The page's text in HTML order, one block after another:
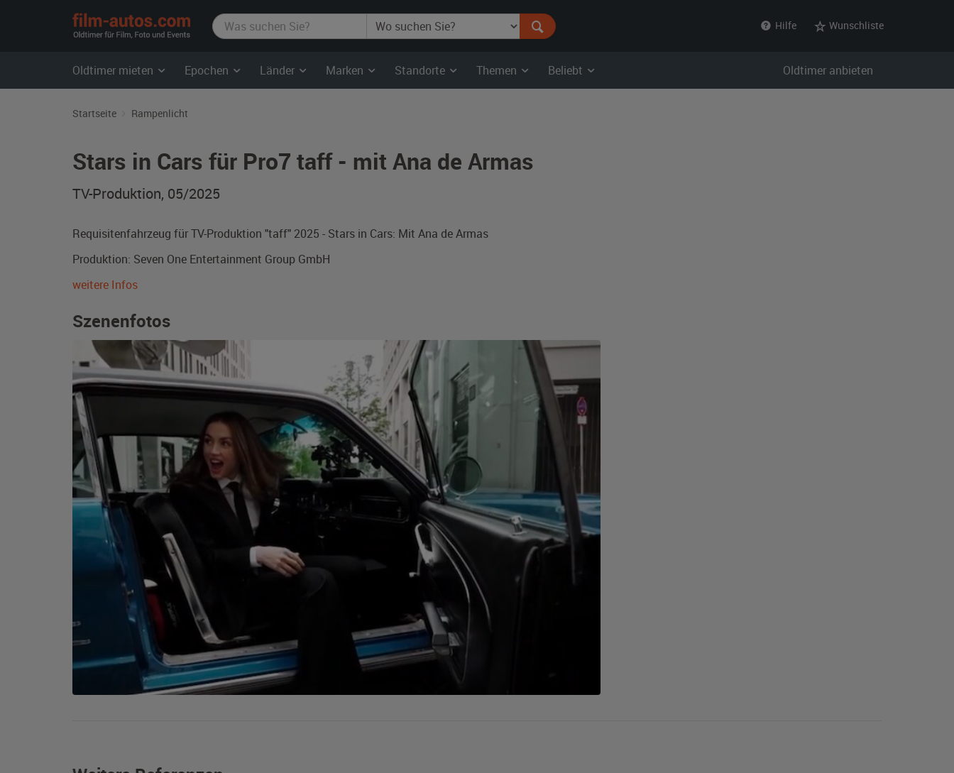
film-
autos.com
Hilfe Wunschliste
Oldtimer mieten Epochen Länder Marken Standorte Themen Beliebt Oldtimer anbieten
Startseite Rampenlicht
Stars in Cars für Pro7 taff - mit Ana de Armas
TV-Produktion, 05/2025
Requisitenfahrzeug für TV-Produktion "taff" 2025 - Stars in Cars: Mit Ana de Armas
Produktion: Seven One Entertainment Group GmbH
weitere Infos
Szenenfotos